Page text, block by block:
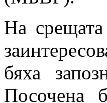
На срещата
бяха
Посочена